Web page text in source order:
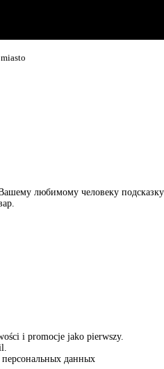
любимому человеку подсказку
i promocje jako pierwszy.
персональных данных